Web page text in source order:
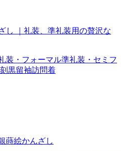
し ｜礼装、準礼装用の贅沢な
装・フォーマル準礼装・セミフ
黒留袖訪問着
蒔絵かんざし